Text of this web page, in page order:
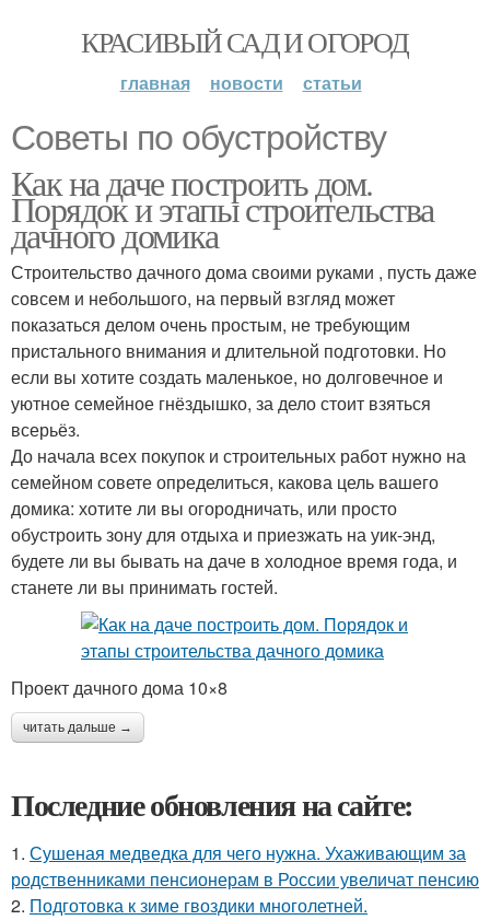
КРАСИВЫЙ САД И ОГОРОД
главная новости статьи
Советы по обустройству
Как на даче построить дом.
Порядок и этапы строительства
дачного домика
Строительство дачного дома своими руками , пусть даже
совсем и небольшого, на первый взгляд может
показаться делом очень простым, не требующим
пристального внимания и длительной подготовки. Но
если вы хотите создать маленькое, но долговечное и
уютное семейное гнёздышко, за дело стоит взяться
всерьёз.
До начала всех покупок и строительных работ нужно на
семейном совете определиться, какова цель вашего
домика: хотите ли вы огородничать, или просто
обустроить зону для отдыха и приезжать на уик-энд,
будете ли вы бывать на даче в холодное время года, и
станете ли вы принимать гостей.
Проект дачного дома 10×8
читать дальше →
Последние обновления на сайте:
1. Сушеная медведка для чего нужна. Ухаживающим за
родственниками пенсионерам в России увеличат пенсию
2. Подготовка к зиме гвоздики многолетней.